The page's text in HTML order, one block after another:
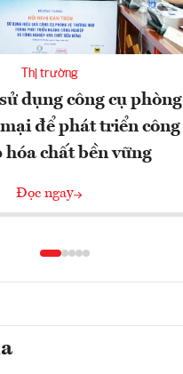
Thị trường
dụng công cụ phòng
để phát triển công
hóa chất bền vững
Đọc ngay